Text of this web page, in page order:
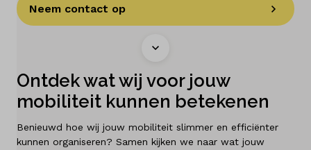
Vacatures
Neem contact op
Ontdek wat wij voor jouw
mobiliteit kunnen betekenen
Benieuwd hoe wij jouw mobiliteit slimmer en efficiënter
kunnen organiseren? Samen kijken we naar wat jouw